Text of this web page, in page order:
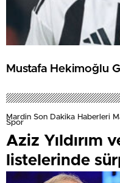
Mustafa Hekimoğlu
Mardin Son Dakika Haberleri
Spor
Aziz Yıldırım
listelerinde